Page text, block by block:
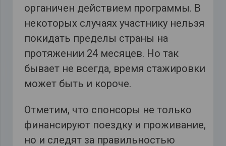
органичен действием программы. В
некоторых случаях участнику нельзя
покидать пределы страны на
протяжении 24 месяцев. Но так
бывает не всегда, время стажировки
может быть и короче.
Отметим, что спонсоры не только
финансируют поездку и проживание,
но и следят за правильностью